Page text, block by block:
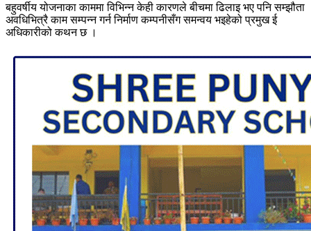
बहुवर्षीय योजनाका काममा विभिन्न केही कारणले बीचमा ढिलाइ भए पनि सम्झौता
अवधिभित्रै काम सम्पन्न गर्न निर्माण कम्पनीसँग समन्वय भइहेको प्रमुख ई
अधिकारीको कथन छ ।